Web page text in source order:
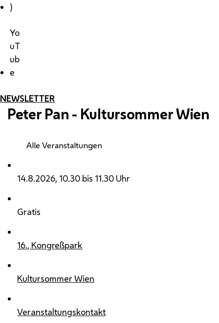
)
Yo
uT
ub
e
NEWSLETTER
Peter Pan - Kultursommer Wien
Alle Veranstaltungen
14.8.2026, 10.30 bis 11.30 Uhr
Gratis
16., Kongreßpark
Kultursommer Wien
Veranstaltungskontakt